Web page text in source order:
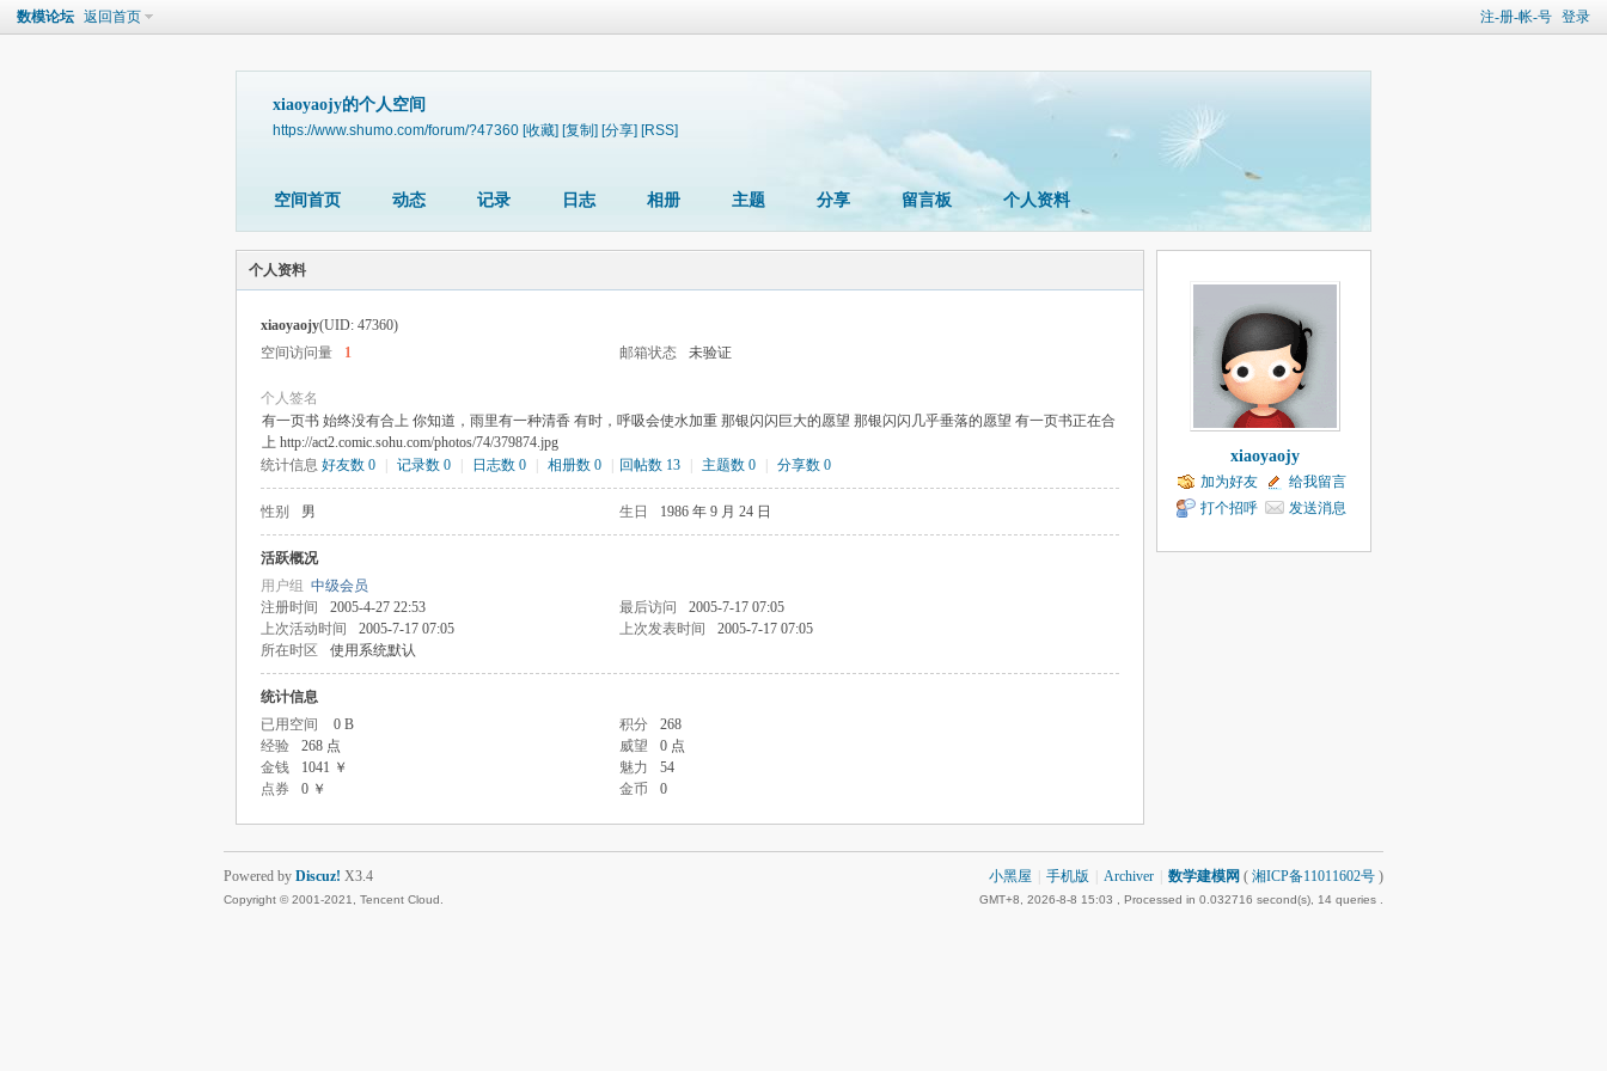
注-册-帐-号 登录
数模论坛 返回首页
xiaoyaojy的个人空间
https://www.shumo.com/forum/?47360 [收藏] [复制] [分享] [RSS]
空间首页 动态 记录 日志 相册 主题 分享 留言板 个人资料
个人资料
xiaoyaojy(UID: 47360)
空间访问量
1 邮箱状态 未验证
个人签名
有一页书 始终没有合上 你知道，雨里有一种清香 有时，呼吸会使水加重 那银闪闪巨大的愿望 那银闪闪几乎垂落的愿望 有一页书正在合
上 http://act2.comic.sohu.com/photos/74/379874.jpg
统计信息 好友数 0 记录数 0 日志数 0 相册数 0 回帖数 13 主题数 0 分享数 0
性别 男 生日 1986 年 9 月 24 日
活跃概况
用户组 中级会员
注册时间
2005-4-27 22:53 最后访问
2005-7-17 07:05
上次活动时间
2005-7-17 07:05 上次发表时间
2005-7-17 07:05
所在时区
使用系统默认
统计信息
已用空间
0 B 积分
268
经验
268 点 威望
0 点
金钱
1041 ￥ 魅力
54
点券
0 ￥ 金币 0
xiaoyaojy
加为好友
给我留言
打个招呼
发送消息
小黑屋 手机版 Archiver 数学建模网 ( 湘ICP备11011602号 )
GMT+8, 2026-8-8 15:03 , Processed in 0.032716 second(s), 14 queries .
Powered by Discuz! X3.4
Copyright © 2001-2021, Tencent Cloud.